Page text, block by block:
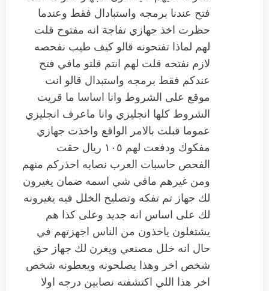
فتح عندنا برمجه واستبادال فقط وعندما
حظرت اخذ جهازي تفاجة انه مفتوح قلت
لهم لماذا تفتحونه قالو كيف طيب نفحصه
لازم نفتحه قلت لهم انتم قلتو مافي فتح
عندكم فقط برمجه واستبدال قالو انت
موقع على الشروط وانا اساسا ما قريت
الشروط كلها انجليزي وانا ماعرف انجليزي
عموما قبلت بالامر الواقع واخذت جهازي
مفكوك ودفعت لهم ١٠٥ ريال حقت
الفحص حاسبات العرب نصابه احذركم منهم
ومن غيرهم مافي شي اسمه ضمان يغيرون
لك جهاز تم تفكه وتصليح الخلل فيه يغيرونه
لك على اساس انه جديد وعلى كذا هم
يشتغلون ياخذون من الناس اجهزتهم في
حال انه خلل مصنعي ويغرن لك جهاز حق
شخص اخر وهذا يصلحونه ويعطونه شخص
اخر هذا اللي اكتشفته نصابين درجه اولا